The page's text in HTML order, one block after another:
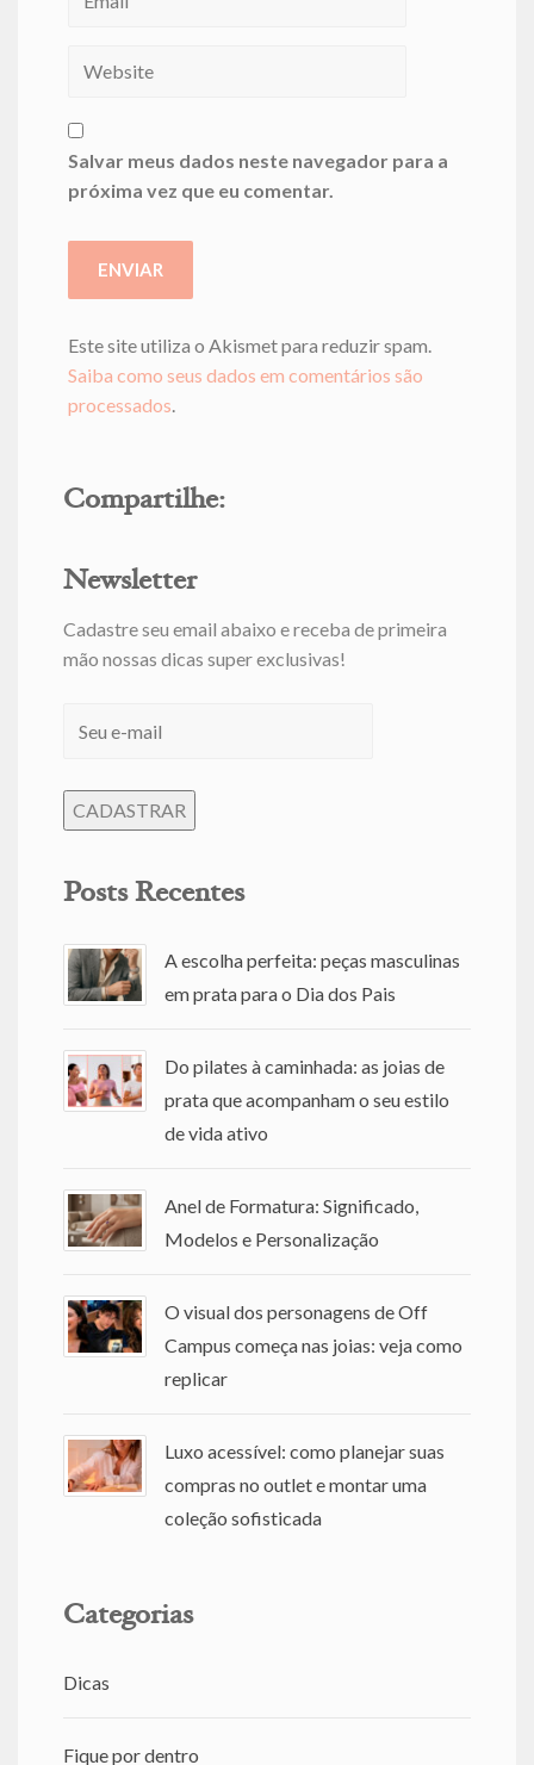
Salvar meus dados neste navegador para a
próxima vez que eu comentar.
Este site utiliza o Akismet para reduzir spam.
Saiba como seus dados em comentários são
processados
Compartilhe:
Newsletter
Cadastre seu email abaixo e receba de primeira
mão nossas dicas super exclusivas!
Posts Recentes
A escolha perfeita: peças masculinas
em prata para o Dia dos Pais
Do pilates à caminhada: as joias de
prata que acompanham o seu estilo
de vida ativo
Anel de Formatura: Significado,
Modelos e Personalização
O visual dos personagens de Off
Campus começa nas joias: veja como
replicar
Luxo acessível: como planejar suas
compras no outlet e montar uma
coleção sofisticada
Categorias
Dicas
Fique por dentro